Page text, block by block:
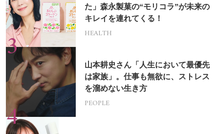
た」森永製菓の“モリコラ”が未来の
キレイを連れてくる！
HEALTH
山本耕史さん「人生において最優先
は家族」。仕事も無欲に、ストレス
を溜めない生き方
PEOPLE